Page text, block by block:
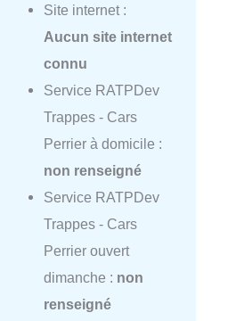
Site internet :
Aucun site internet
connu
Service RATPDev
Trappes - Cars
Perrier à domicile :
non renseigné
Service RATPDev
Trappes - Cars
Perrier ouvert
dimanche : non
renseigné